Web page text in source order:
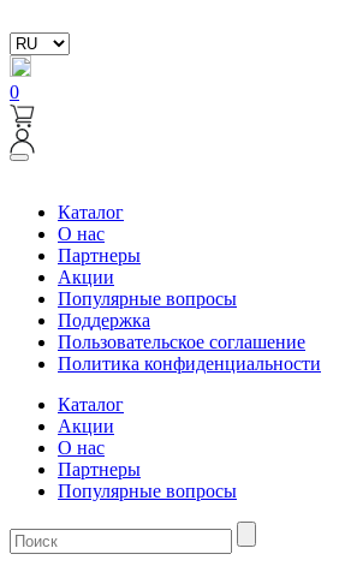
0
Каталог
О нас
Партнеры
Акции
Популярные вопросы
Поддержка
Пользовательское соглашение
Политика конфиденциальности
Каталог
Акции
О нас
Партнеры
Популярные вопросы